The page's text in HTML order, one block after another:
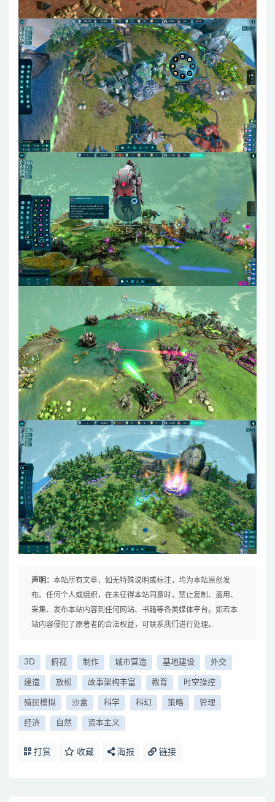
声明： 本站所有文章，如无特殊说明或标注，均为本站原创发
布。任何个人或组织，在未征得本站同意时，禁止复制、盗用、
采集、发布本站内容到任何网站、书籍等各类媒体平台。如若本
站内容侵犯了原著者的合法权益，可联系我们进行处理。
3D 俯视 制作 城市营造 基地建设 外交
建造 放松 故事架构丰富 教育 时空操控
殖民模拟 沙盒 科学 科幻 策略 管理
经济 自然 资本主义
打赏 收藏 海报 链接